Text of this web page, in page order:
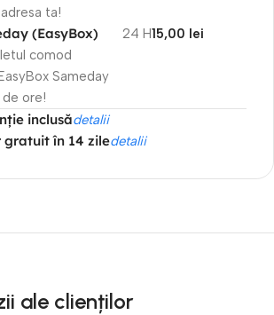
ta!
(EasyBox)
comod
Sameday
ore!
24 H15,00 lei
inclusădetalii
gratuit în 14 ziledetalii
ale clienților